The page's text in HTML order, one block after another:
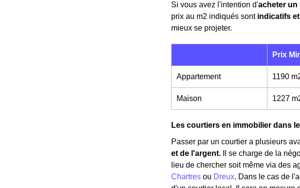
Si vous avez l'intention d'acheter un
prix au m2 indiqués sont indicatifs
mieux se projeter.
Prix
Appartement 1190
Maison 1227
Les courtiers en immobilier dans
Passer par un courtier a plusieurs
et de l'argent.
Il se charge de la
lieu de chercher soit même via des
Chartres ou Dreux. Dans le cas de